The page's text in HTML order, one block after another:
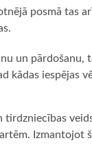
posmā tas
un pārdošanu,
kādas iespējas
tirdzniecības
Izmantojot